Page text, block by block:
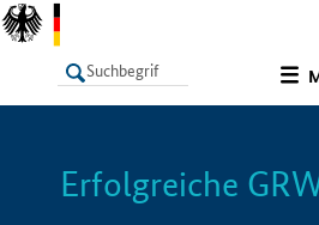
LISTE
Erfolgreiche